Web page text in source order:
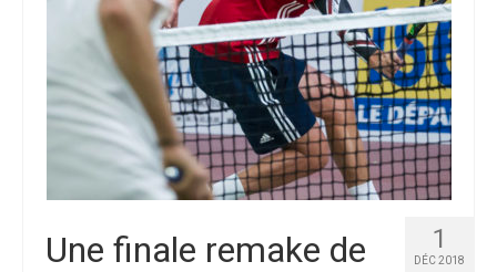
1
DÉC 2018
Une finale remake de